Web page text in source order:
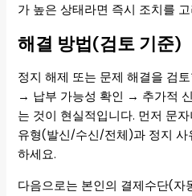
가 높은 상태라면 즉시 조치를
해결 방법(검토 기준)
정지 해제 또는 문제 해결을 검
→ 납부 가능성 확인 → 추가적 신
는 것이 현실적입니다. 먼저 문
유형(발신/수신/전체)과 정지 사
하세요.
다음으로는 본인의 결제수단(